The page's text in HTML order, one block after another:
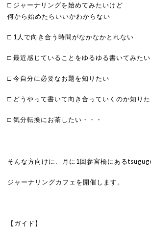
□ ジャーナリングを始めてみたいけど
何から始めたらいいかわからない
□ 1人で向き合う時間がなかなかとれない
□ 最近感じていることをゆるゆる書いてみたい
□ 今自分に必要なお題を知りたい
□ どうやって書いて向き合っていくのか知り
□ 気分転換にお茶したい・・・
そんな方向けに、月に1回参宮橋にある
ジャーナリングカフェを開催します。
【ガイド】